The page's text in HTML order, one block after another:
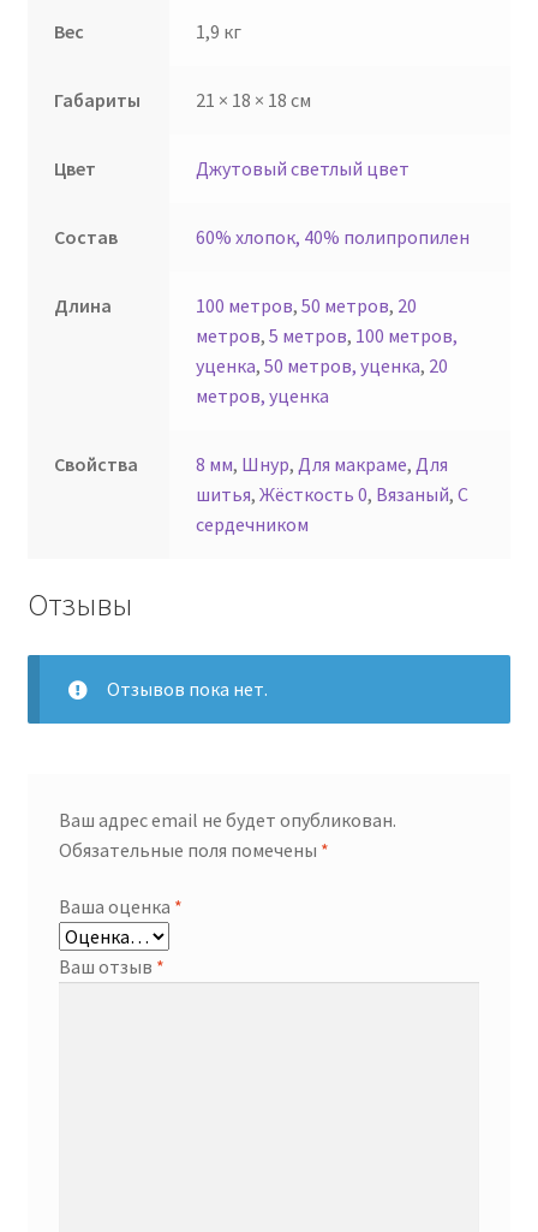
Вес 1,9 кг
Габариты 21 × 18 × 18 см
Цвет Джутовый светлый цвет
Состав 60% хлопок, 40% полипропилен
Длина 100 метров,50 метров, 20
метров,5 метров, 100 метров,
уценка,50 метров, уценка, 20
метров, уценка
Свойства 8 мм, Шнур,Для макраме,Для
шитья,Жёсткость 0, Вязаный,С
сердечником
Отзывы
Отзывов пока нет.
Ваш адрес email не будет опубликован.
Обязательные поля помечены *
Ваша оценка *
Ваш отзыв *